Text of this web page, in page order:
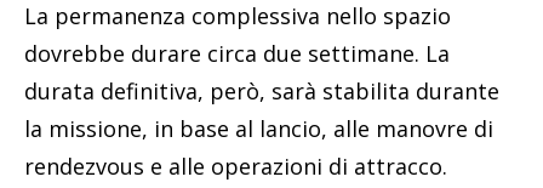
La permanenza complessiva nello spazio
dovrebbe durare circa due settimane. La
durata definitiva, però, sarà stabilita durante
la missione, in base al lancio, alle manovre di
rendezvous e alle operazioni di attracco.